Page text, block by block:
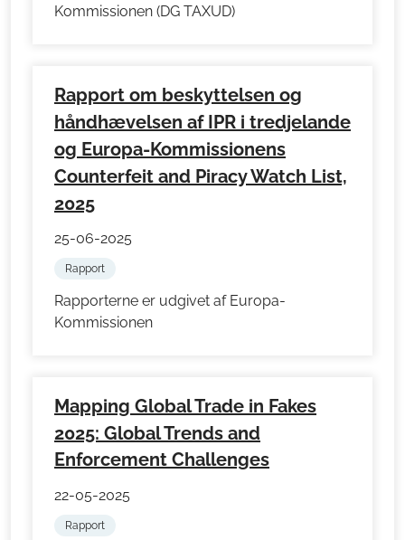
Kommissionen (DG TAXUD)
Rapport om beskyttelsen og
håndhævelsen af IPR i tredjelande
og Europa-Kommissionens
Counterfeit and Piracy Watch List,
2025
25-06-2025
Rapport
Rapporterne er udgivet af Europa-
Kommissionen
Mapping Global Trade in Fakes
2025: Global Trends and
Enforcement Challenges
22-05-2025
Rapport